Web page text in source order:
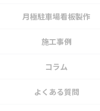
月極駐車場看板製作
施工事例
コラム
よくある質問